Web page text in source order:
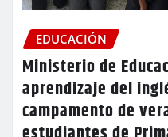
EDUCACIÓN
Ministerio de
aprendizaje del
campamento de